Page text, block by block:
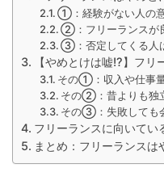
①：経験がない人の
②：フリーランスが
③：否定してくる人
【やめとけは嘘!?】フリ
その①：収入や仕事
その②：昔よりも独
その③：失敗しても
フリーランスに向いてい
まとめ：フリーランスは